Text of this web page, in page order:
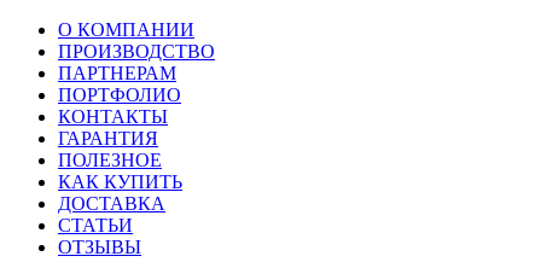
О КОМПАНИИ
ПРОИЗВОДСТВО
ПАРТНЕРАМ
ПОРТФОЛИО
КОНТАКТЫ
ГАРАНТИЯ
ПОЛЕЗНОЕ
КАК КУПИТЬ
ДОСТАВКА
СТАТЬИ
ОТЗЫВЫ